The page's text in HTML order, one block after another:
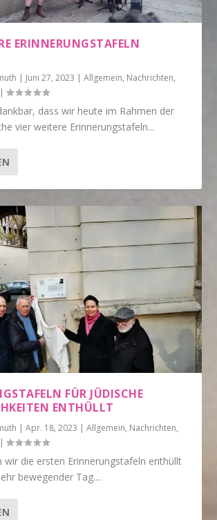
ERINNERUNGSTAFELN
| Juni 27, 2023 |Allgemein, Nachrichten,
|
dass wir heute im Rahmen der
vier weitere Erinnerungstafeln...
FÜR JÜDISCHE
ENTHÜLLT
|Apr. 18, 2023 |Allgemein, Nachrichten,
|
wir die ersten Erinnerungstafeln enthüllt
bewegender Tag....